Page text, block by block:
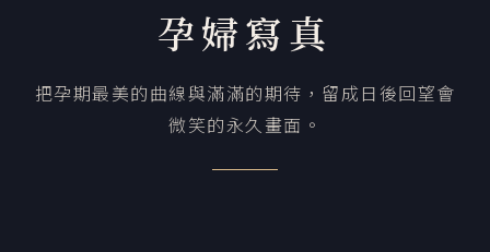
孕婦寫真
把孕期最美的曲線與滿滿的期待，留成日後回望會
微笑的永久畫面。